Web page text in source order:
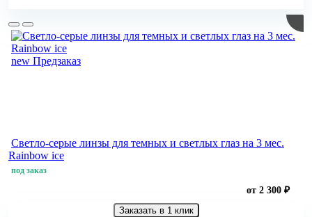
new Предзаказ
Светло-серые линзы для темных и светлых глаз на 3 мес.
Rainbow ice
под заказ
от 2 300 ₽
Заказать в 1 клик